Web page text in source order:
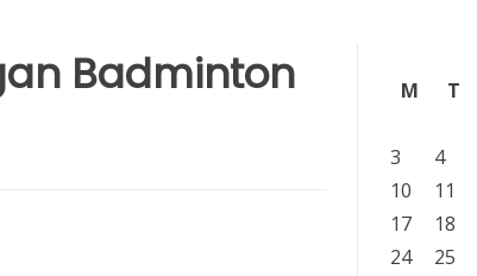
Badminton
M
T
3
4
10
11
17
18
24
25